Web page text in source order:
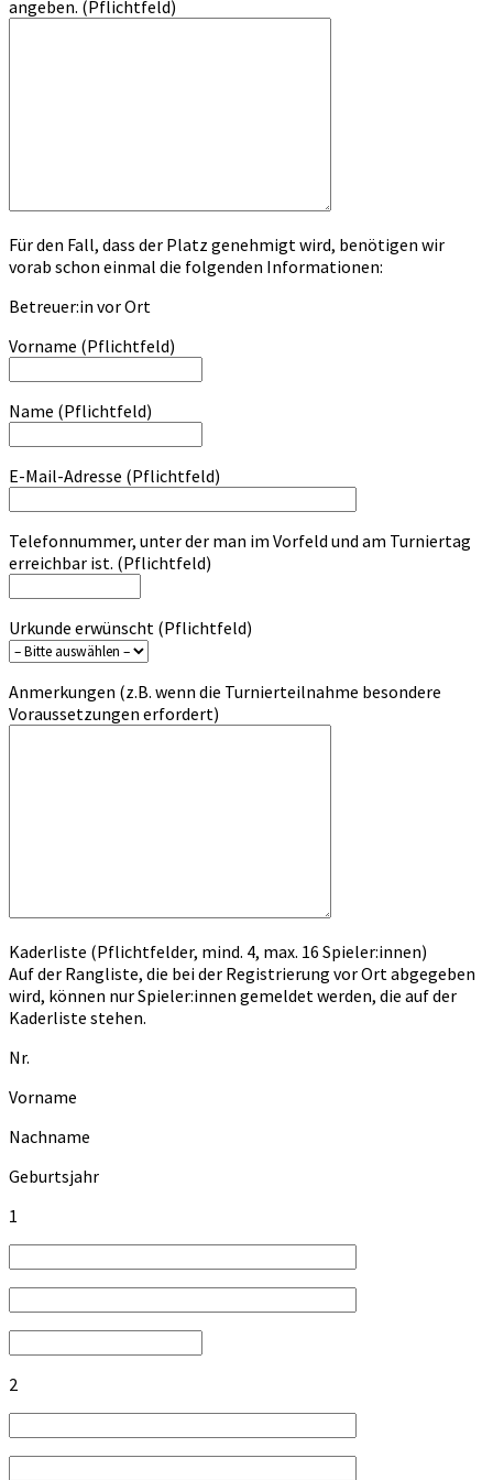
angeben. (Pflichtfeld)
Für den Fall, dass der Platz genehmigt wird, benötigen wir
vorab schon einmal die folgenden Informationen:
Betreuer:in vor Ort
Vorname (Pflichtfeld)
Name (Pflichtfeld)
E-Mail-Adresse (Pflichtfeld)
Telefonnummer, unter der man im Vorfeld und am Turniertag
erreichbar ist. (Pflichtfeld)
Urkunde erwünscht (Pflichtfeld)
Anmerkungen (z.B. wenn die Turnierteilnahme besondere
Voraussetzungen erfordert)
Kaderliste (Pflichtfelder, mind. 4, max. 16 Spieler:innen)
Auf der Rangliste, die bei der Registrierung vor Ort abgegeben
wird, können nur Spieler:innen gemeldet werden, die auf der
Kaderliste stehen.
Nr.
Vorname
Nachname
Geburtsjahr
1
2